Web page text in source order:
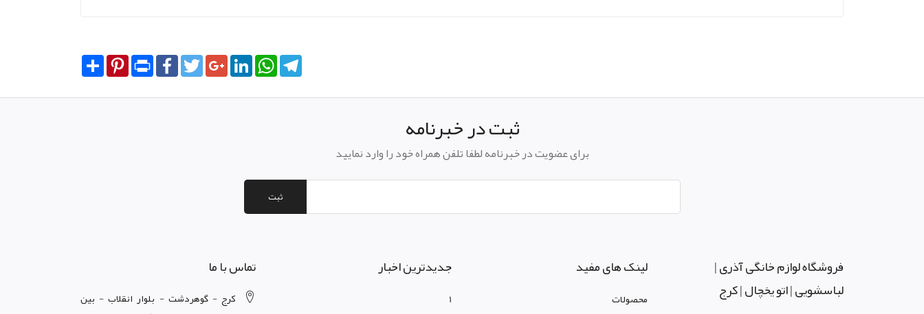
Share PinterestPrint FacebookTwitterGoogle+LinkedInWhatsApp
ثبت در خبرنامه
برای عضویت در خبرنامه لطفا تلفن همراه خود را وارد نمایید
ثبت
فروشگاه لوازم خانگی آذری |
لباسشویی | اتو یخچال | کرج
لینک های مفید
محصولات
جدیدترین اخبار
1
تماس با ما
کرج - گوهردشت - بلوار انقلاب - بین